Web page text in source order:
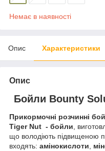
Немає в наявності
Опис Характеристики
Опис
Бойли Bounty
Прикормочні розчинні
Tiger Nut - бойли,
що володіють підвищеною
входять: амінокислоти,